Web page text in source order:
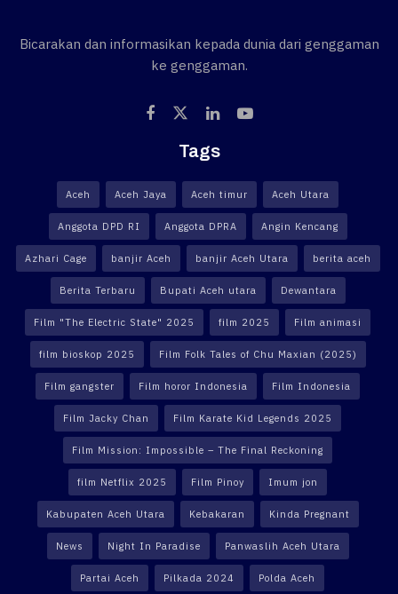
Bicarakan dan informasikan kepada dunia dari genggaman
ke genggaman.
Tags
Aceh Aceh Jaya Aceh timur Aceh Utara
Anggota DPD RI Anggota DPRA Angin Kencang
Azhari Cage banjir Aceh banjir Aceh Utara berita aceh
Berita Terbaru Bupati Aceh utara Dewantara
Film "The Electric State" 2025 film 2025 Film animasi
film bioskop 2025 Film Folk Tales of Chu Maxian (2025)
Film gangster Film horor Indonesia Film Indonesia
Film Jacky Chan Film Karate Kid Legends 2025
Film Mission: Impossible – The Final Reckoning
film Netflix 2025 Film Pinoy Imum jon
Kabupaten Aceh Utara Kebakaran Kinda Pregnant
News Night In Paradise Panwaslih Aceh Utara
Partai Aceh Pilkada 2024 Polda Aceh